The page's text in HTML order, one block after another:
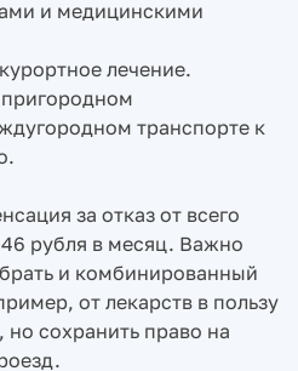
и медицинскими
лечение.
транспорте к
за отказ от всего
рубля в месяц. Важно
и комбинированный
от лекарств в пользу
сохранить право на